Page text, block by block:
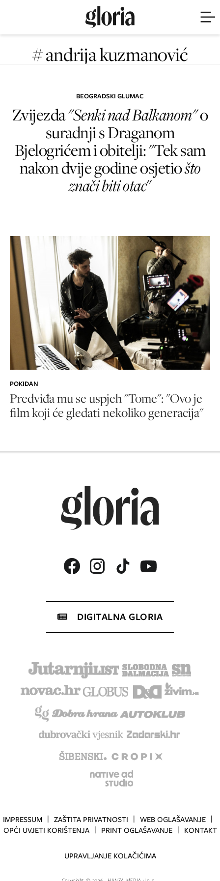
# andrija kuzmanović
BEOGRADSKI GLUMAC
Zvijezda"Senki nad Balkanom"o
suradnji s Draganom
Bjelogrićem i obitelji: "Tek sam
nakon dvije godine osjetiošto
znači biti otac"
POKIDAN
Predviđa mu se uspjeh "Tome": "Ovo je
film koji će gledati nekoliko generacija"
DIGITALNA GLORIA
IMPRESSUM ZAŠTITA PRIVATNOSTI
WEB OGLAŠAVANJE
OPĆI UVJETI KORIŠTENJA
PRINT OGLAŠAVANJE KONTAKT
UPRAVLJANJE KOLAČIĆIMA